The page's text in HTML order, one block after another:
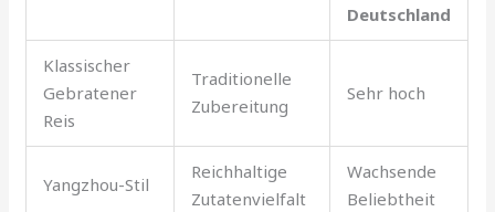
Deutschland
Klassischer
Gebratener
Reis
Traditionelle
Zubereitung
Sehr hoch
Yangzhou-Stil
Reichhaltige
Zutatenvielfalt
Wachsende
Beliebtheit